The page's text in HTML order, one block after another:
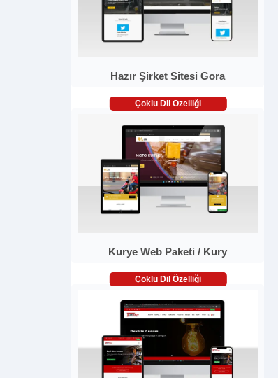
Hazır Şirket Sitesi Gora
Çoklu Dil Özelliği
Kurye Web Paketi / Kury
Çoklu Dil Özelliği